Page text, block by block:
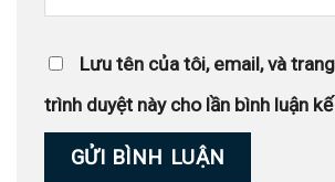
Lưu tên của tôi, email, và
trình duyệt này cho lần bình luận